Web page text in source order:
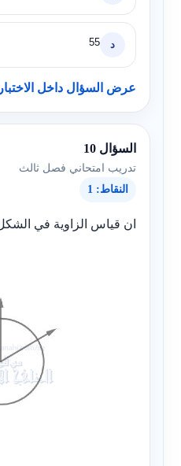
د 55
عرض السؤال داخل
السؤال 10
تدريب امتحاني فصل ثالث
النقاط: 1
ان قياس الزاوية في